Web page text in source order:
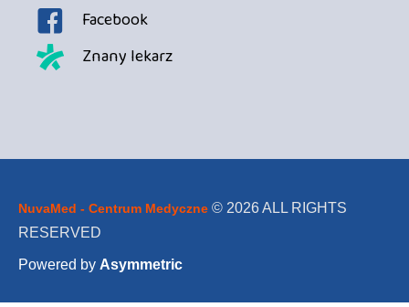
Facebook
Znany lekarz
NuvaMed - Centrum Medyczne © 2026 ALL RIGHTS
RESERVED
Powered by Asymmetric